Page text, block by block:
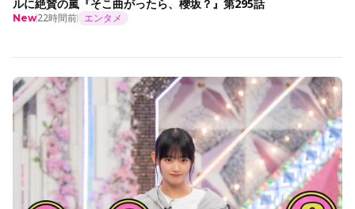
ルに絶賛の嵐『そこ曲がったら、櫻坂？』第295話
New22時間前 エンタメ